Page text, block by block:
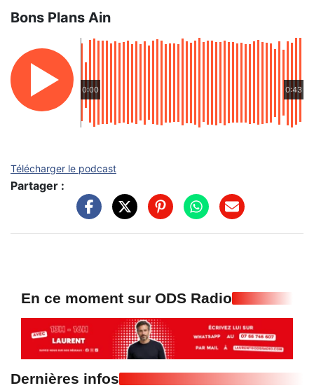
Bons Plans Ain
0:00 0:43
Télécharger le podcast
Partager :
En ce moment sur ODS Radio
Dernières infos